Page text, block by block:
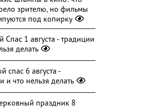
зрителю, но фильмы
под копирку
1 августа - традиции
делать
спас 6 августа -
и что нельзя делать
праздник 8